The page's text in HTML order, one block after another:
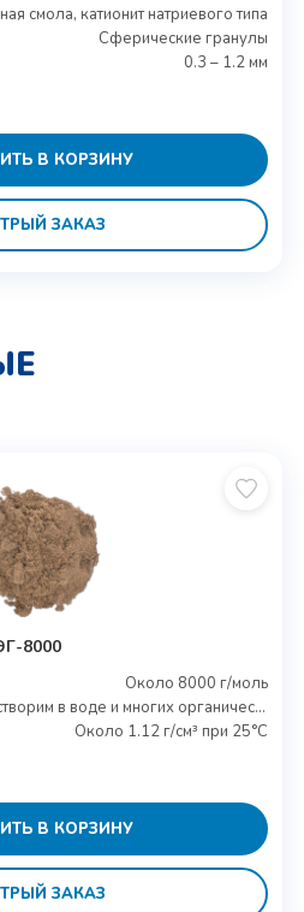
смола, катионит натриевого типа
Сферические гранулы
0.3 – 1.2 мм
В КОРЗИНУ
ЗАКАЗ
8000
Около 8000 г/моль
Хорошо растворим в воде и многих органических растворителях
Около 1.12 г/см³ при 25°C
В КОРЗИНУ
ЗАКАЗ